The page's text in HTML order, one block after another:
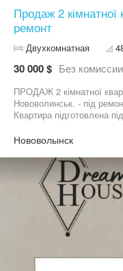
Продаж 2 кімнатної
ремонт
Двухкомнатная
30 000 $ Без комиссии
ПРОДАЖ 2 кімнатної
Нововолинськ. - під
Квартира підготовлена
будинку має еркер, який
двору, що робить
а центр міста робить
оскільки все необхідне
Нововолынск